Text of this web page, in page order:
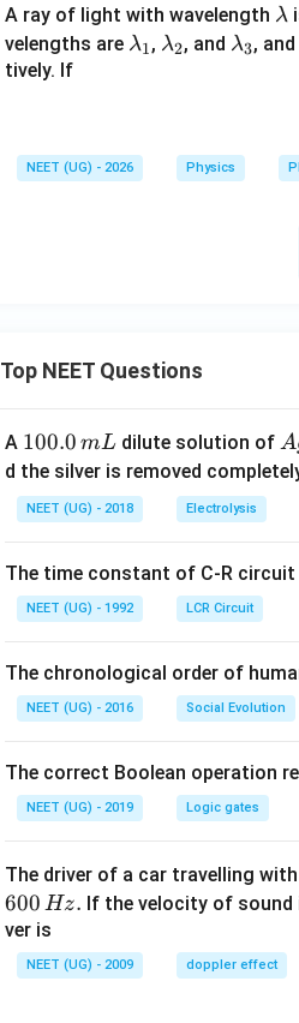
A ray of light with wavelength \l
a
a
λ
velengths are \l
d
a
λ1, \l
λ2, and \l
d
a
λ3,
tively. If
NEET (UG) - 2026 Physics
Top NEET Questions
A 1
0
0.
0
m
L
100.0 mL dilute solution of
^
A
d the silver is removed
NEET (UG) - 2018 Electrolysis
The time constant of C-R circuit
NEET (UG) - 1992 LCR Circuit
The chronological order of
NEET (UG) - 2016 Social Evolution
The correct Boolean operation
NEET (UG) - 2019 Logic gates
The driver of a car travelling with
600 Hz. If the velocity of
ver is
NEET (UG) - 2009 doppler effect